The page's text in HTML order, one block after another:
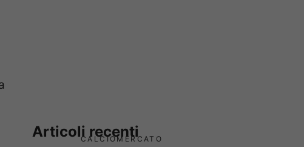
Articoli recenti
CALCIOMERCATO